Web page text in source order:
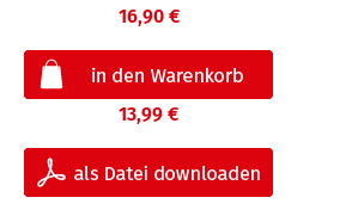
16,90 €
13,99 €